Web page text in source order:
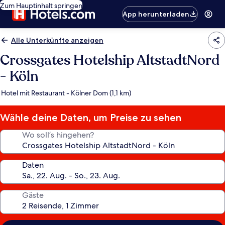
Zum Hauptinhalt springen
App herunterladen
Alle Unterkünfte anzeigen
Crossgates Hotelship AltstadtNord
- Köln
Hotel mit Restaurant - Kölner Dom (1,1 km)
Wähle deine Daten, um Preise zu sehen
Wo soll’s hingehen?
Daten
Gäste